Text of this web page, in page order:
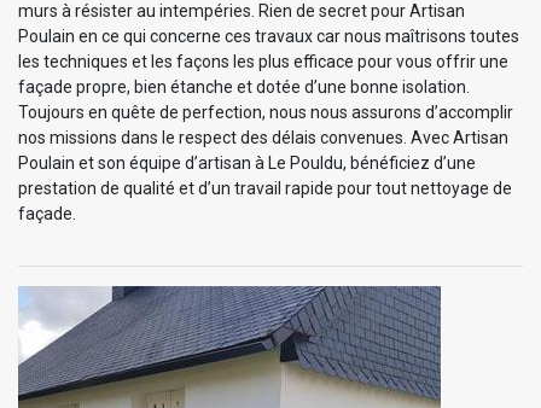
murs à résister au intempéries. Rien de secret pour Artisan
Poulain en ce qui concerne ces travaux car nous maîtrisons toutes
les techniques et les façons les plus efficace pour vous offrir une
façade propre, bien étanche et dotée d’une bonne isolation.
Toujours en quête de perfection, nous nous assurons d’accomplir
nos missions dans le respect des délais convenues. Avec Artisan
Poulain et son équipe d’artisan à Le Pouldu, bénéficiez d’une
prestation de qualité et d’un travail rapide pour tout nettoyage de
façade.